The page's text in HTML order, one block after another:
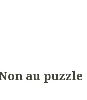
au puzzle